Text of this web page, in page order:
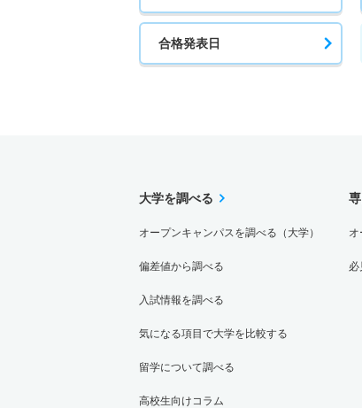
社会福祉子ども学科／福祉子ども学専
9人
合格発表日
大学を調べる
オープンキャンパスを調べる（大学）
偏差値から調べる
入試情報を調べる
気になる項目で大学を比較する
留学について調べる
高校生向けコラム
オ
必